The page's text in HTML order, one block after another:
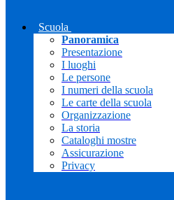
Scuola
Panoramica
Presentazione
I luoghi
Le persone
I numeri della scuola
Le carte della scuola
Organizzazione
La storia
Cataloghi mostre
Assicurazione
Privacy